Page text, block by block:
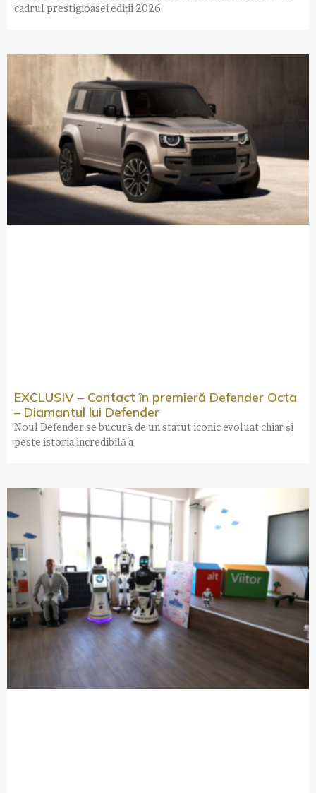
cadrul prestigioasei ediții 2026
EXCLUSIV – Contact în premieră Defender Octa
– Diamantul lui Defender
Noul Defender se bucură de un statut iconic evoluat chiar și
peste istoria incredibilă a